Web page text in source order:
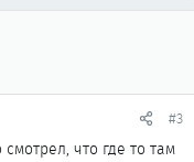
#3
что где то там